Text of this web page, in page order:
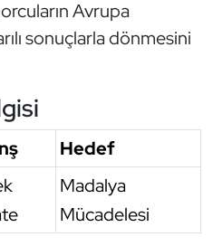
Avrupa
sonuçlarla dönmesini
Hedef
Madalya
Mücadelesi